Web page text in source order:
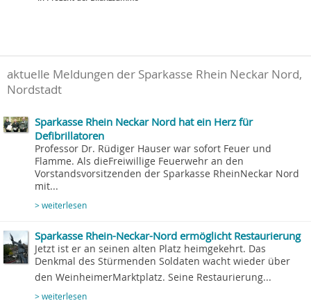
aktuelle Meldungen der Sparkasse Rhein Neckar Nord,
Nordstadt
Sparkasse Rhein Neckar Nord hat ein Herz für
Defibrillatoren
Professor Dr. Rüdiger Hauser war sofort Feuer und
Flamme. Als dieFreiwillige Feuerwehr an den
Vorstandsvorsitzenden der Sparkasse RheinNeckar Nord
mit...
> weiterlesen
Sparkasse Rhein-Neckar-Nord ermöglicht Restaurierung
Jetzt ist er an seinen alten Platz heimgekehrt. Das
Denkmal des Stürmenden Soldaten wacht wieder über
den WeinheimerMarktplatz. Seine Restaurierung...
> weiterlesen